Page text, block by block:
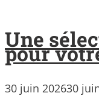
Une
pour
30 juin 202630